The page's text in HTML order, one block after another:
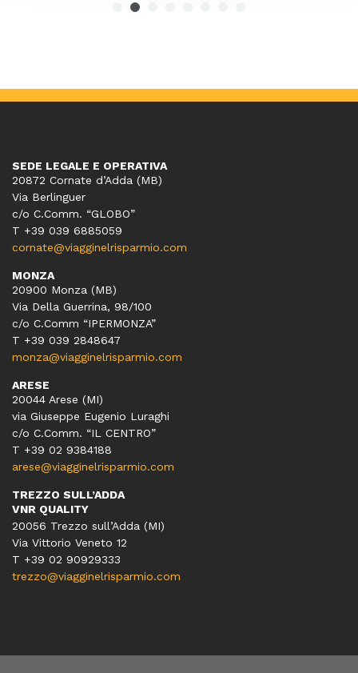
SEDE LEGALE E OPERATIVA
20872 Cornate d’Adda (MB)
Via Berlinguer
c/o C.Comm. “GLOBO”
T +39 039 6885059
cornate@viagginelrisparmio.com
MONZA
20900 Monza (MB)
Via Della Guerrina, 98/100
c/o C.Comm “IPERMONZA”
T +39 039 2848647
monza@viagginelrisparmio.com
ARESE
20044 Arese (MI)
via Giuseppe Eugenio Luraghi
c/o C.Comm. “IL CENTRO”
T +39 02 9384188
arese@viagginelrisparmio.com
TREZZO SULL’ADDA
VNR QUALITY
20056 Trezzo sull’Adda (MI)
Via Vittorio Veneto 12
T +39 02 90929333
trezzo@viagginelrisparmio.com